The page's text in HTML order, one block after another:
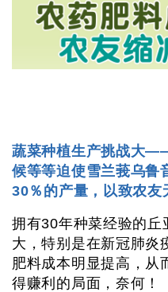
蔬菜种植生产挑战大
候等等迫使雪兰莪乌鲁
30％的产量，以致农
拥有30年种菜经验的丘
大，特别是在新冠肺炎
肥料成本明显提高，从
得赚利的局面，奈何！